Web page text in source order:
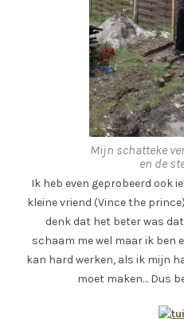
Mijn schatteke
en de
Ik heb even geprobeerd ook
kleine vriend (Vince the
denk dat het beter was
schaam me wel maar ik ben
kan hard werken, als ik mijn
moet maken… Dus